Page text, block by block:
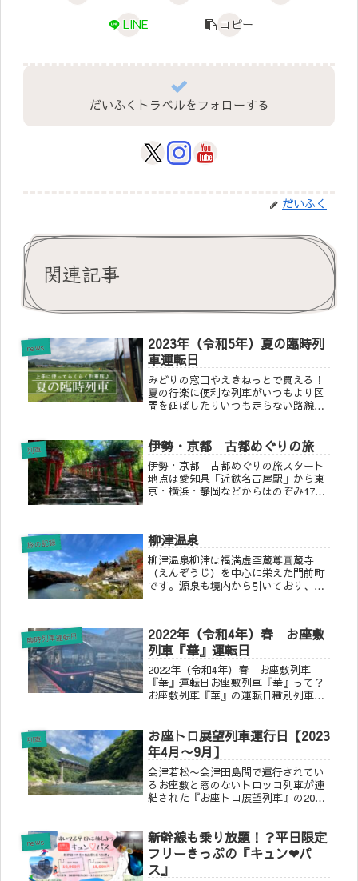
LINE
コピー
だいふくトラベルをフォローする
だいふく
関連記事
news
2023年（令和5年）夏の臨時列
車運転日
みどりの窓口やえきねっとで買える！
夏の行楽に便利な列車がいつもより区
間を延ばしたりいつも走らない路線を
列車 伊勢・京都 古都めぐりの旅
伊勢・京都 古都めぐりの旅スタート
地点は愛知県「近鉄名古屋駅」から東
京・横浜・静岡などからはのぞみ17号
を発車する時間を記載近鉄名古屋駅か
らはさっ...
旅の記録 柳津温泉
柳津温泉柳津は福満虚空蔵尊圓蔵寺
（えんぞうじ）を中心に栄えた門前町
です。源泉も境内から引いており、寺
徒歩10分とアクセスのしやすい温泉地
です...
臨時列車運転日
2022年（令和4年）春 お座敷
列車『華』運転日
2022年（令和4年）春 お座敷列車
『華』運転日お座敷列車『華』って？
お座敷列車『華』の運転日種別列車名
12:004/9.10・・小淵沢16:21新宿18:54
同上快速お座...
列車
お座トロ展望列車運行日【2023
年4月〜9月】
会津若松〜会津田島間で運行されてい
るお座敷と窓のないトロッコ列車が連
結された『お座トロ展望列車』の2023
スにご利用されてはいかがでしょうか
♪
news
新幹線も乗り放題！？平日限定
フリーきっぷの『キュン❤︎パ
ス』